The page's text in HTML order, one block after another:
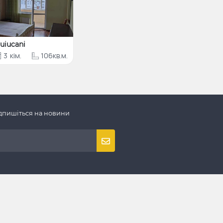
3 кім. 106кв.м.
на новини